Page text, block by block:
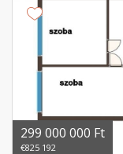
299 000 000 Ft
€825 192